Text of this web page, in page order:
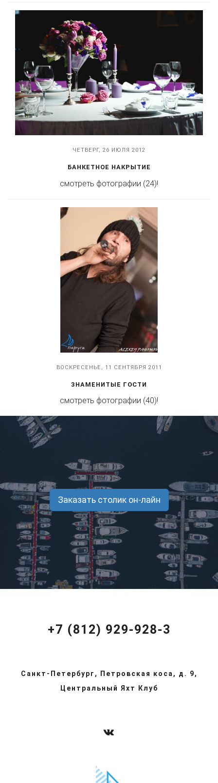
ЧЕТВЕРГ, 26 ИЮЛЯ 2012
БАНКЕТНОЕ НАКРЫТИЕ
смотреть фотографии (24)!
ВОСКРЕСЕНЬЕ, 11 СЕНТЯБРЯ 2011
ЗНАМЕНИТЫЕ ГОСТИ
смотреть фотографии (40)!
Заказать столик он-лайн
+7 (812) 929-928-3
Санкт-Петербург, Петровская коса, д. 9,
Центральный Яхт Клуб